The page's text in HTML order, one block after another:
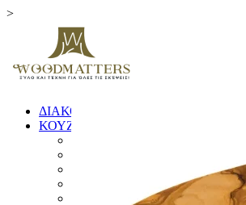
>
ΔΙΑΚΟΣΜΗΤΙΚΑ
ΚΟΥΖΙΝΑ
ΚΟΥΤΑΛΕΣ ΚΑΙ ΣΠΑΤΟΥΛΕΣ